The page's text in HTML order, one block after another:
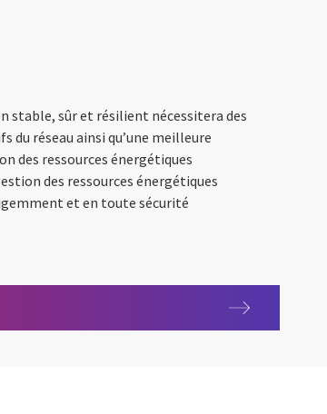
stable, sûr et résilient nécessitera des
réseau ainsi qu’une meilleure
des ressources énergétiques
des ressources énergétiques
et en toute sécurité